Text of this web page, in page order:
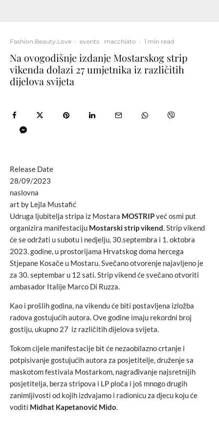
Fashion.Beauty.Love · events macchiato · 1 min read
Na ovogodišnje izdanje Mostarskog strip
vikenda dolazi 27 umjetnika iz različitih
dijelova svijeta
Release Date
28/09/2023
naslovna
art by Lejla Mustafić
Udruga ljubitelja stripa iz Mostara MOSTRIPveć osmi put
organizira manifestaciju Mostarski strip vikend. Strip vikend
će se održati u subotu i nedjelju, 30.septembra i 1. oktobra
2023. godine, u prostorijama Hrvatskog doma hercega
Stjepane Kosače u Mostaru. Svečano otvorenje najavljeno je
za 30. septembar u 12 sati. Strip vikend će svečano otvoriti
ambasador Italije Marco Di Ruzza.
Kao i prošlih godina, na vikendu će biti postavljena izložba
radova gostujućih autora. Ove godine imaju rekordni broj
gostiju, ukupno 27 iz različitih dijelova svijeta.
Tokom cijele manifestacije bit će nezaobilazno crtanje i
potpisivanje gostujućih autora za posjetitelje, druženje sa
maskotom festivala Mostarkom, nagrađivanje najsretnijih
posjetitelja, berza stripova i LP ploča i još mnogo drugih
zanimljivosti od kojih izdvajamo i radionicu za djecu koju će
voditi Midhat Kapetanović Mido.